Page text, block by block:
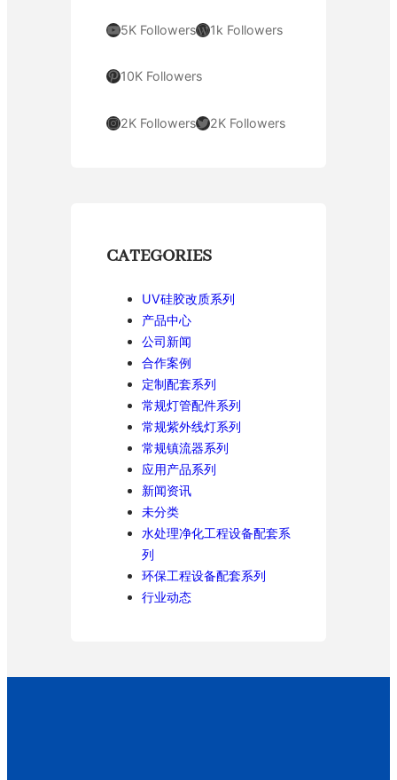
YouTube 5K FollowersWordPress 1k Followers
Pinterest 10K Followers
Instagram 2K FollowersTwitter 2K Followers
CATEGORIES
UV硅胶改质系列
产品中心
公司新闻
合作案例
定制配套系列
常规灯管配件系列
常规紫外线灯系列
常规镇流器系列
应用产品系列
新闻资讯
未分类
水处理净化工程设备配套系
列
环保工程设备配套系列
行业动态